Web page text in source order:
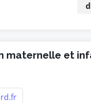
maternelle et